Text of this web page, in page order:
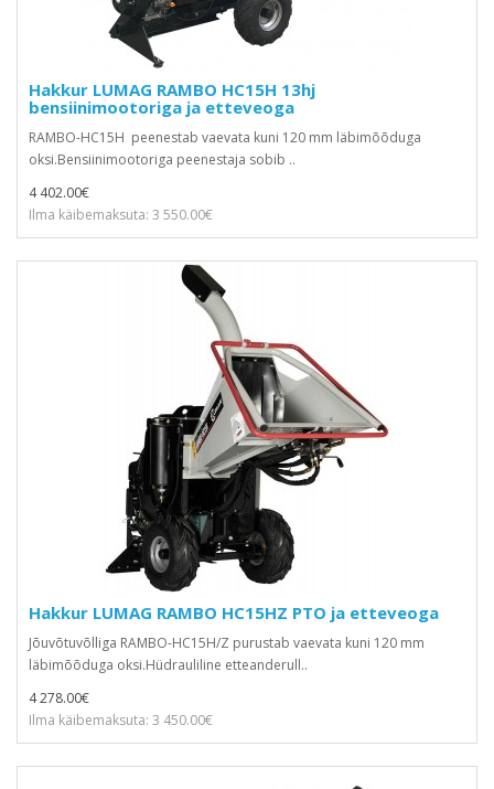
Hakkur LUMAG RAMBO HC15H 13hj
bensiinimootoriga ja etteveoga
RAMBO-HC15H peenestab vaevata kuni 120 mm läbimõõduga
oksi.Bensiinimootoriga peenestaja sobib ..
4 402.00€
Ilma käibemaksuta: 3 550.00€
Hakkur LUMAG RAMBO HC15HZ PTO ja etteveoga
Jõuvõtuvõlliga RAMBO-HC15H/Z purustab vaevata kuni 120 mm
läbimõõduga oksi.Hüdrauliline etteanderull..
4 278.00€
Ilma käibemaksuta: 3 450.00€